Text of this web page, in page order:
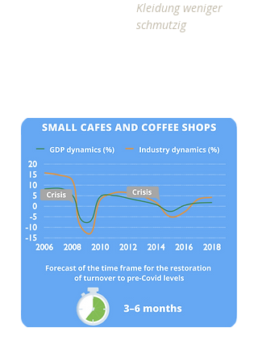
Kleidung weniger
schmutzig